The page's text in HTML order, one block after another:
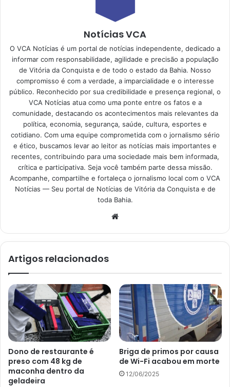
Notícias VCA
O VCA Notícias é um portal de notícias independente, dedicado a
informar com responsabilidade, agilidade e precisão a população
de Vitória da Conquista e de todo o estado da Bahia. Nosso
compromisso é com a verdade, a imparcialidade e o interesse
público. Reconhecido por sua credibilidade e presença regional, o
VCA Notícias atua como uma ponte entre os fatos e a
comunidade, destacando os acontecimentos mais relevantes da
política, economia, segurança, saúde, cultura, esportes e
cotidiano. Com uma equipe comprometida com o jornalismo sério
e ético, buscamos levar ao leitor as notícias mais importantes e
recentes, contribuindo para uma sociedade mais bem informada,
crítica e participativa. Seja você também parte dessa missão.
Acompanhe, compartilhe e fortaleça o jornalismo local com o VCA
Notícias — Seu portal de Notícias de Vitória da Conquista e de
toda Bahia.
Artigos relacionados
Dono de restaurante é
preso com 48 kg de
maconha dentro da
geladeira
Briga de primos por causa
de Wi-Fi acabou em morte
12/06/2025